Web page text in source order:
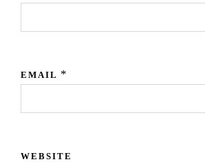
EMAIL *
WEBSITE